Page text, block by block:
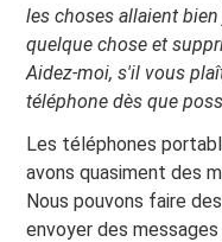
les choses allaient
quelque chose et
Aidez-moi, s'il vous
téléphone dès que
Les téléphones
avons quasiment des
Nous pouvons faire
envoyer des